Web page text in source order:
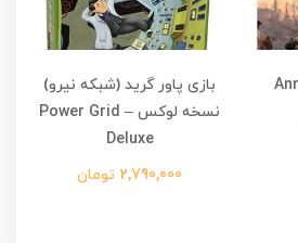
بازی پاور گرید (شبکه نیرو)
نسخه لوکس – Power Grid
Deluxe
2,790,000 تومان